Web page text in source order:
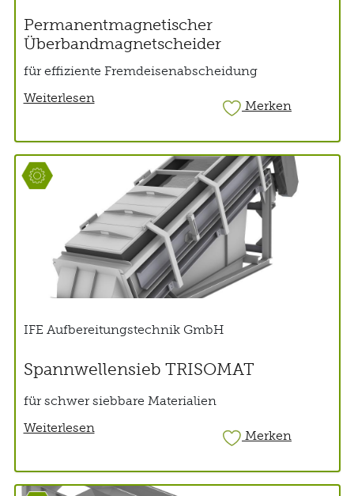
Permanentmagnetischer
Überbandmagnetscheider
für effiziente Fremdeisenabscheidung
Weiterlesen
Merken
IFE Aufbereitungstechnik GmbH
Spannwellensieb TRISOMAT
für schwer siebbare Materialien
Weiterlesen
Merken